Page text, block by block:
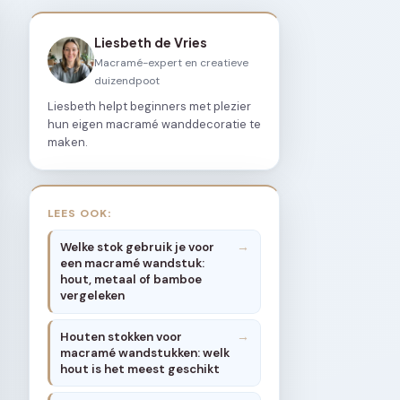
Liesbeth de Vries
Macramé-expert en creatieve
duizendpoot
Liesbeth helpt beginners met plezier
hun eigen macramé wanddecoratie te
maken.
LEES OOK:
Welke stok gebruik je voor
een macramé wandstuk:
hout, metaal of bamboe
vergeleken
Houten stokken voor
macramé wandstukken: welk
hout is het meest geschikt